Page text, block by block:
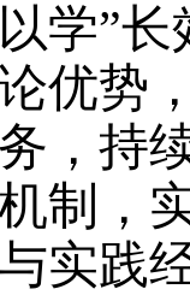
学”
优势
，持
制，
实践